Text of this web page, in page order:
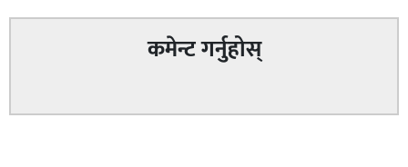
कमेन्ट गर्नुहोस्